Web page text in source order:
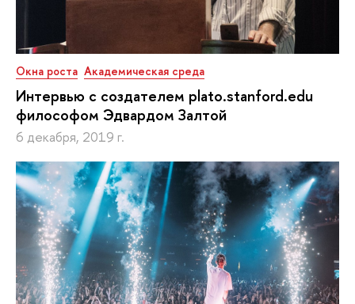
Окна роста Академическая среда
Интервью с создателем plato.stanford.edu
философом Эдвардом Залтой
6 декабря, 2019 г.